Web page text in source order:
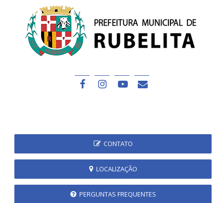
CONTATO
LOCALIZAÇÃO
PERGUNTAS FREQUENTES